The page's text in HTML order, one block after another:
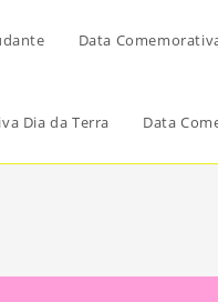
Data
Dia da Terra Data